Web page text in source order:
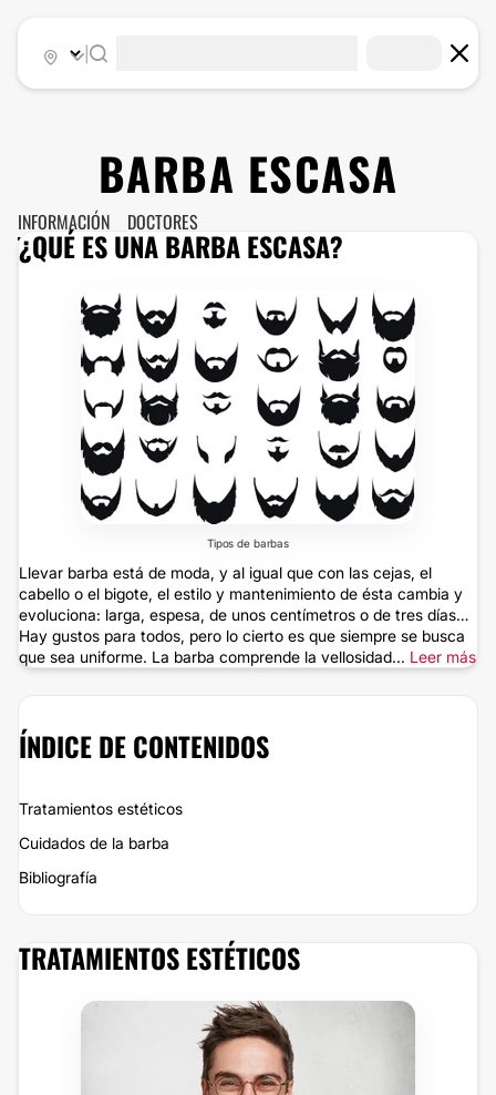
BARBA ESCASA
INFORMACIÓN DOCTORES
¿QUÉ ES UNA BARBA ESCASA?
Tipos de barbas
Llevar barba está de moda, y al igual que con las cejas, el
cabello o el bigote, el estilo y mantenimiento de ésta cambia y
evoluciona: larga, espesa, de unos centímetros o de tres días…
Hay gustos para todos, pero lo cierto es que siempre se busca
que sea uniforme. La barba comprende la vellosidad... Leer más
ÍNDICE DE CONTENIDOS
Tratamientos estéticos
Cuidados de la barba
Bibliografía
TRATAMIENTOS ESTÉTICOS